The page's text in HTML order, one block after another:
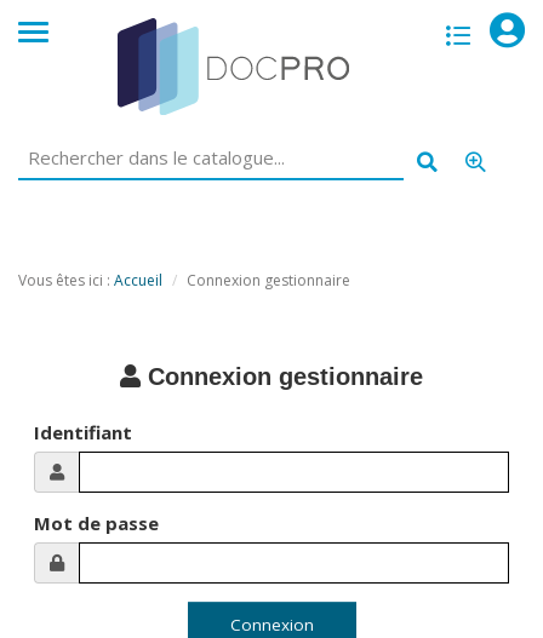
opac
Vous êtes ici : Accueil Connexion gestionnaire
Connexion gestionnaire
Identifiant
Mot de passe